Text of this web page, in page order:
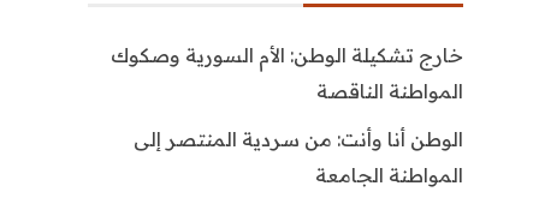
خارج تشكيلة الوطن: الأم السورية وصكوك
المواطنة الناقصة
الوطن أنا وأنت: من سردية المنتصر إلى
المواطنة الجامعة